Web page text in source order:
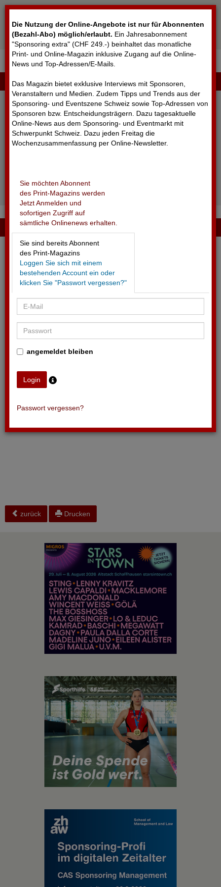
Die Nutzung der Online-Angebote ist nur für Abonnenten
(Bezahl-Abo) möglich/erlaubt. Ein Jahresabonnement
"Sponsoring extra" (CHF 249.-) beinhaltet das monatliche
Print- und Online-Magazin inklusive Zugang auf die Online-
News und Top-Adressen/E-Mails.
Das Magazin bietet exklusive Interviews mit Sponsoren,
Veranstaltern und Medien. Zudem Tipps und Trends aus der
Sponsoring- und Eventszene Schweiz sowie Top-Adressen von
Sponsoren bzw. Entscheidungsträgern. Dazu tagesaktuelle
Online-News aus dem Sponsoring- und Eventmarkt mit
Schwerpunkt Schweiz. Dazu jeden Freitag die
Wochenzusammenfassung per Online-Newsletter.
Sie möchten Abonnent
des Print-Magazins werden
Jetzt Anmelden und
sofortigen Zugriff auf
sämtliche Onlinenews erhalten.
Sie sind bereits Abonnent
des Print-Magazins
Loggen Sie sich mit einem
bestehenden Account ein oder
klicken Sie "Passwort vergessen?"
angemeldet bleiben
Passwort vergessen?
LOGIN
Passwort vergessen?
Noch nicht registriert?
11.05.2026 - SWISS
Kampagne zur Eishockey-WM mit NHL-Stars
zurück Drucken
Cookie-Einstellungen